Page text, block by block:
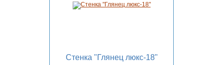
Стенка "Глянец люкс-18"